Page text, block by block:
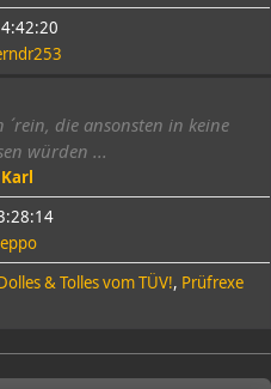
´rein, die ansonsten in keine
würden ...
Karl
& Tolles vom TÜV! Prüfrexe